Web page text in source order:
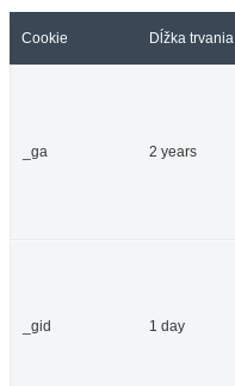
Cookie Dĺžka trvania
_ga 2 years
_gid 1 day